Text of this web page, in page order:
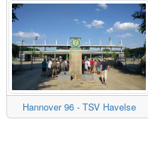
Hannover 96 - TSV Havelse